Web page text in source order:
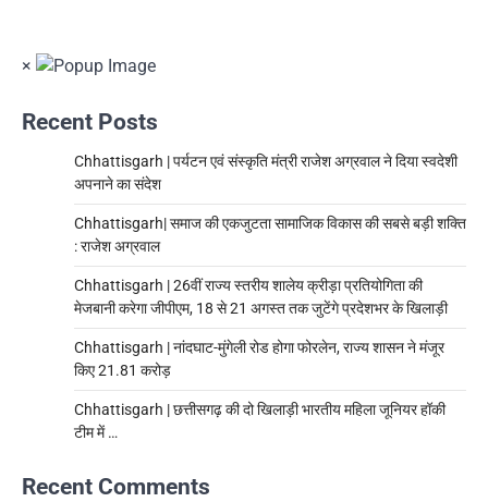
×
Recent Posts
Chhattisgarh | पर्यटन एवं संस्कृति मंत्री राजेश अग्रवाल ने दिया स्वदेशी
अपनाने का संदेश
Chhattisgarh| समाज की एकजुटता सामाजिक विकास की सबसे बड़ी शक्ति
: राजेश अग्रवाल
Chhattisgarh | 26वीं राज्य स्तरीय शालेय क्रीड़ा प्रतियोगिता की
मेजबानी करेगा जीपीएम, 18 से 21 अगस्त तक जुटेंगे प्रदेशभर के खिलाड़ी
Chhattisgarh | नांदघाट-मुंगेली रोड होगा फोरलेन, राज्य शासन ने मंजूर
किए 21.81 करोड़
Chhattisgarh | छत्तीसगढ़ की दो खिलाड़ी भारतीय महिला जूनियर हॉकी
टीम में …
Recent Comments